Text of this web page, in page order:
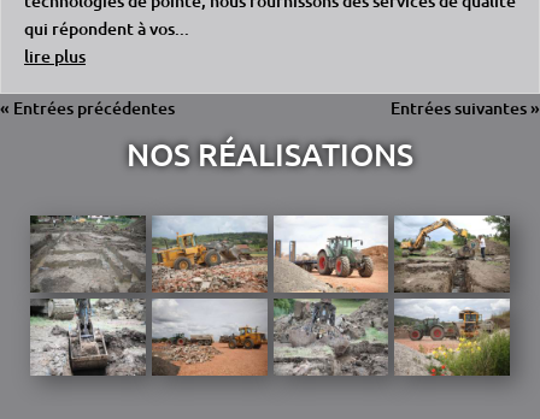
qui répondent à vos...
lire plus
« Entrées précédentes Entrées suivantes »
NOS RÉALISATIONS